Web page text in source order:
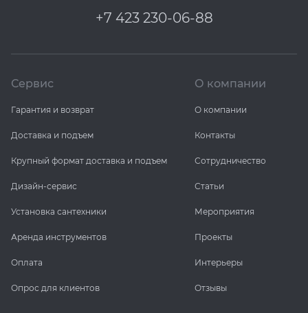
+7 423 230-06-88
Сервис
Гарантия и возврат
Доставка и подъем
Крупный формат доставка и подъем
Дизайн-сервис
Установка сантехники
Аренда инструментов
Оплата
Опрос для клиентов
О компании
О компании
Контакты
Сотрудничество
Статьи
Мероприятия
Проекты
Интерьеры
Отзывы